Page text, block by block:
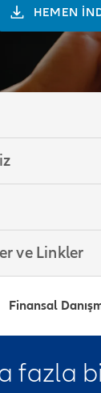
HEMEN
ve Linkler
Finansal
fazla